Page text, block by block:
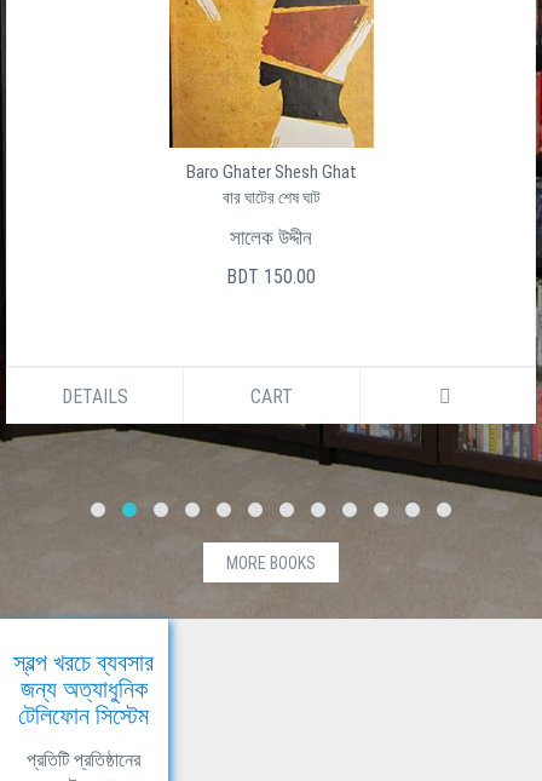
Baro Ghater Shesh Ghat
বার ঘাটের শেষ ঘাট
সালেক উদ্দীন
BDT 150.00
DETAILS CART
MORE BOOKS
স্বল্প খরচে ব্যবসার
জন্য অত্যাধুনিক
টেলিফোন সিস্টেম
প্রতিটি প্রতিষ্ঠানের